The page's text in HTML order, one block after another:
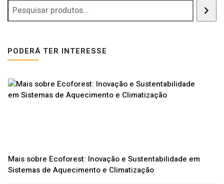
PODERÁ TER INTERESSE
Mais sobre Ecoforest: Inovação e Sustentabilidade em
Sistemas de Aquecimento e Climatização